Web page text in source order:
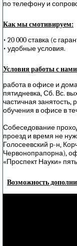
по телефону и
Как мы смотивируем:
• 20 000 ставка (с
• удобные условия.
Условия работы с
работа в офисе и
пятидневка, Сб. Вс.
частичная занятость,
обучения в офисе в
Собеседование
проезд и время не
Голосеевский р-н,
Червонопрапорна),
«Проспект Науки»
Возможность